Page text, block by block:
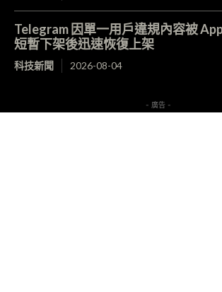
Telegram 因單一用戶違規內容被
短暫下架後迅速恢復上架
科技新聞 2026-08-04
- 廣告 -